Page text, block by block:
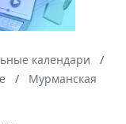
календари
Мурманская